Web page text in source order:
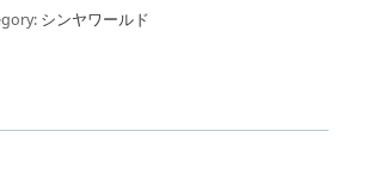
シンヤワールド